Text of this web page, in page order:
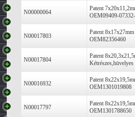
N00000064
Patent
OEM09409-
N00017803
Patent
OEM82356460
N00017804
Patent
Kétrészes,hüvelyes
N00016932
Patent
OEM1301019808
N00017797
Patent
OEM1301788650